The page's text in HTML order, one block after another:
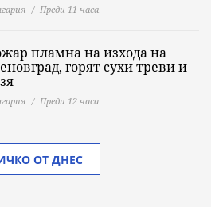
Преди 11 часа
пламна на изхода на
горят сухи треви и
Преди 12 часа
ОТ ДНЕС